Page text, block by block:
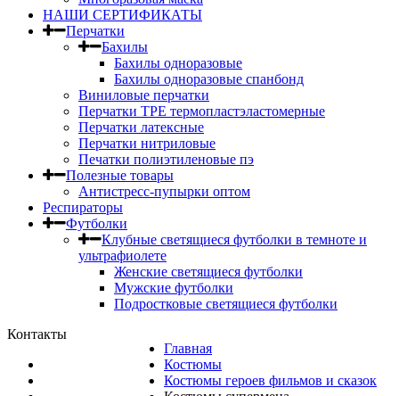
НАШИ СЕРТИФИКАТЫ
Перчатки
Бахилы
Бахилы одноразовые
Бахилы одноразовые спанбонд
Виниловые перчатки
Перчатки TPE термопластэластомерные
Перчатки латексные
Перчатки нитриловые
Печатки полиэтиленовые пэ
Полезные товары
Антистресс-пупырки оптом
Респираторы
Футболки
Клубные светящиеся футболки в темноте и
ультрафиолете
Женские светящиеся футболки
Мужские футболки
Подростковые светящиеся футболки
Главная
Костюмы
Костюмы героев фильмов и сказок
Контакты